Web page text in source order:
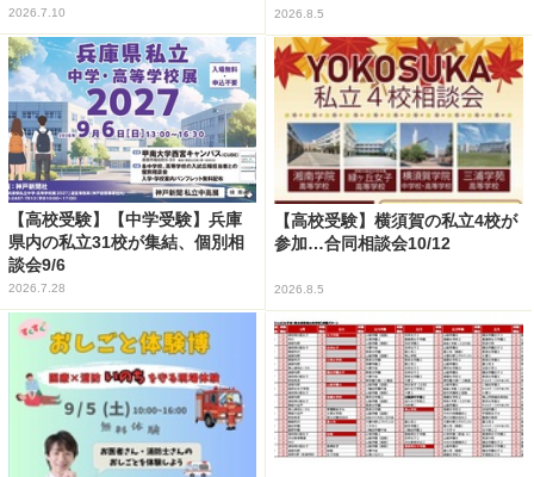
2026.7.10 2026.8.5
【高校受験】【中学受験】兵庫
県内の私立31校が集結、個別相
談会9/6
2026.7.28
【高校受験】横須賀の私立4校が
参加…合同相談会10/12
2026.8.5